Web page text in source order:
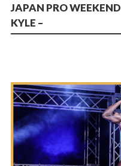
JAPAN PRO
KYLE –